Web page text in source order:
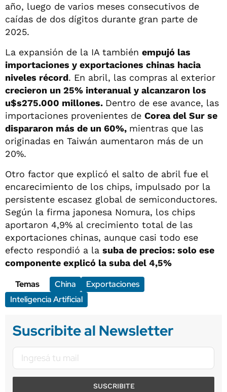
año, luego de varios meses consecutivos de
caídas de dos dígitos durante gran parte de
2025.
La expansión de la IA también empujó las
importaciones y exportaciones chinas hacia
niveles récord. En abril, las compras al exterior
crecieron un 25% interanual y alcanzaron los
u$s275.000 millones. Dentro de ese avance, las
importaciones provenientes de Corea del Sur se
dispararon más de un 60%, mientras que las
originadas en Taiwán aumentaron más de un
20%.
Otro factor que explicó el salto de abril fue el
encarecimiento de los chips, impulsado por la
persistente escasez global de semiconductores.
Según la firma japonesa Nomura, los chips
aportaron 4,9% al crecimiento total de las
exportaciones chinas, aunque casi todo ese
efecto respondió a la suba de precios: solo ese
componente explicó la suba del 4,5%
Temas
China
Exportaciones
Inteligencia Artificial
Suscribite al Newsletter
SUSCRIBITE